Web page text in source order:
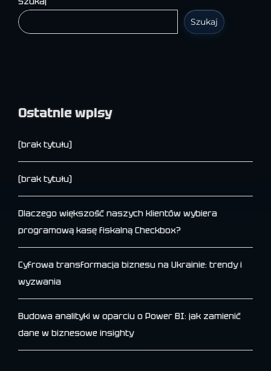
Szukaj
Ostatnie wpisy
(brak tytułu)
(brak tytułu)
Dlaczego większość naszych klientów wybiera
programową kasę fiskalną Checkbox?
Cyfrowa transformacja biznesu na Ukrainie: trendy i
wyzwania
Budowa analityki w oparciu o Power BI: jak zamienić
dane w biznesowe insighty